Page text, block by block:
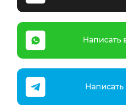
Написать
Написать